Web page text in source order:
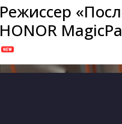
Режиссер
HONOR